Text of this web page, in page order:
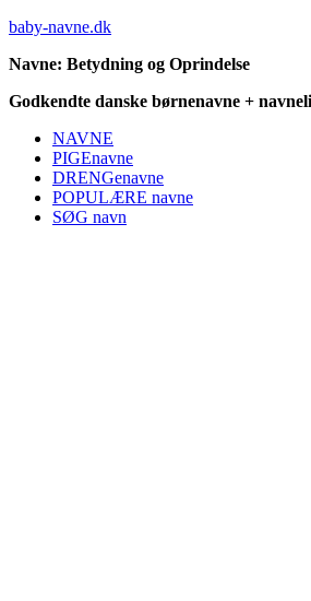
baby-navne.dk
Navne: Betydning og Oprindelse
Godkendte danske børnenavne +
NAVNE
PIGEnavne
DRENGenavne
POPULÆRE navne
SØG navn